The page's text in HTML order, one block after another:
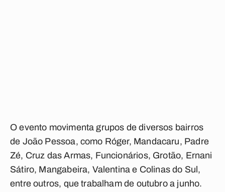
O evento movimenta grupos de diversos bairros
de João Pessoa, como Róger, Mandacaru, Padre
Zé, Cruz das Armas, Funcionários, Grotão, Ernani
Sátiro, Mangabeira, Valentina e Colinas do Sul,
entre outros, que trabalham de outubro a junho.